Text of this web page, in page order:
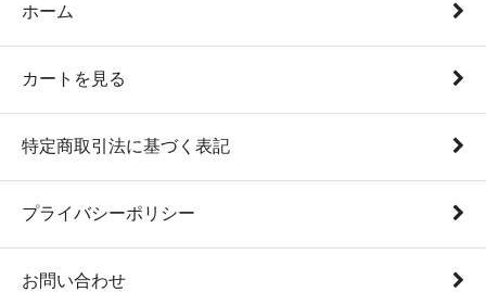
ホーム
カートを見る
特定商取引法に基づく表記
プライバシーポリシー
お問い合わせ